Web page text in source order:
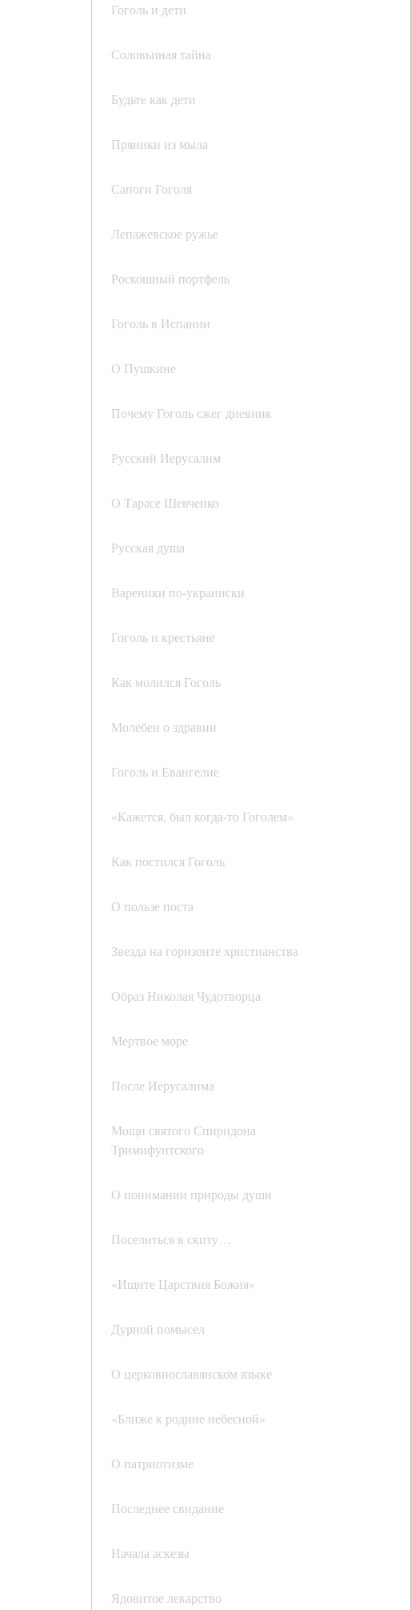
Гоголь и дети
Соловьиная тайна
Будьте как дети
Пряники из мыла
Сапоги Гоголя
Лепажевское ружье
Роскошный портфель
Гоголь в Испании
О Пушкине
Почему Гоголь сжег дневник
Русский Иерусалим
О Тарасе Шевченко
Русская душа
Вареники по-украински
Гоголь и крестьяне
Как молился Гоголь
Молебен о здравии
Гоголь и Евангелие
«Кажется, был когда-то Гоголем»
Как постился Гоголь
О пользе поста
Звезда на горизонте христианства
Образ Николая Чудотворца
Мертвое море
После Иерусалима
Мощи святого Спиридона
Тримифунтского
О понимании природы души
Поселиться в скиту…
«Ищите Царствия Божия»
Дурной помысел
О церковнославянском языке
«Ближе к родине небесной»
О патриотизме
Последнее свидание
Начала аскезы
Ядовитое лекарство